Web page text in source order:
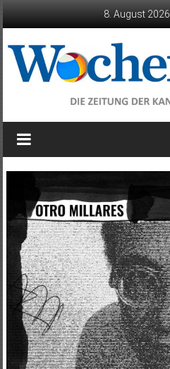
8. August 2026
Wochenblatt
die
Kanarischen
Inseln